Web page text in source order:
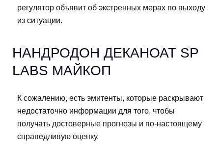
регулятор объявит об экстренных мерах по выходу
из ситуации.
НАНДРОДОН ДЕКАНОАТ SP
LABS МАЙКОП
К сожалению, есть эмитенты, которые раскрывают
недостаточно информации для того, чтобы
получать достоверные прогнозы и по-настоящему
справедливую оценку.